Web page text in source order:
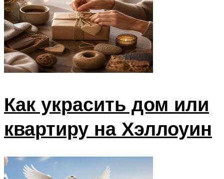
Как украсить дом или
квартиру на Хэллоуин